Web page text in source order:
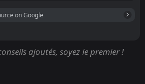
on Google
ajoutés, soyez le premier !